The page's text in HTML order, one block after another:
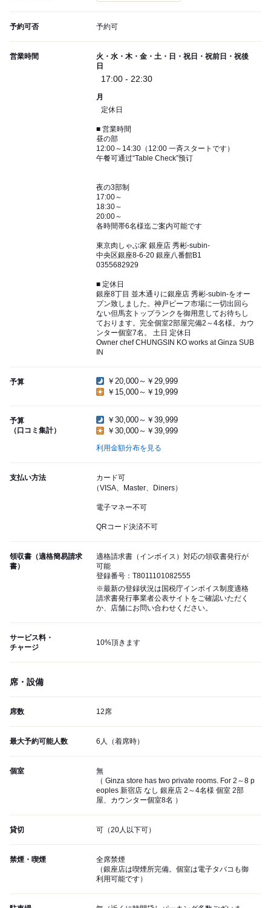
予約可否 予約可
営業時間
火・水・木・金・土・日・祝日・祝前日・祝後
日
17:00 - 22:30
月
定休日
■ 営業時間
昼の部
12:00～14:30（12:00 一斉スタートです）
午餐可通过“Table Check”预订
夜の3部制
17:00～
18:30～
20:00～
各時間帯6名様迄ご案内可能です
東京肉しゃぶ家 銀座店 秀彬-subin-
中央区銀座8-6-20 銀座八番館B1
0355682929
■ 定休日
銀座8丁目 並木通りに銀座店 秀彬-subin-をオー
プン致しました。神戸ビーフ市場に一切出回ら
ない但馬玄トップランクを御用意してお待ちし
ております。完全個室2部屋完備2～4名様。カウ
ンター個室7名。 土日 定休日
Owner chef CHUNGSIN KO works at Ginza SUB
IN
予算
￥20,000～￥29,999
￥15,000～￥19,999
予算
（口コミ集計）
￥30,000～￥39,999
￥30,000～￥39,999
利用金額分布を見る
支払い方法
カード可
（VISA、Master、Diners）
電子マネー不可
QRコード決済不可
領収書（適格簡易請求
書）
適格請求書（インボイス）対応の領収書発行が
可能
登録番号：T8011101082555
※最新の登録状況は国税庁インボイス制度適格
請求書発行事業者公表サイトをご確認いただく
か、店舗にお問い合わせください。
サービス料・
チャージ
10%頂きます
席・設備
席数 12席
最大予約可能人数 6人（着席時）
個室
無
（ Ginza store has two private rooms. For 2～8 p
eoples 新宿店 なし 銀座店 2～4名様 個室 2部
屋、カウンター個室8名 ）
貸切 可（20人以下可）
禁煙・喫煙
全席禁煙
（銀座店は喫煙所完備。個室は電子タバコも御
利用可能です）